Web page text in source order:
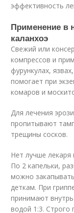
эффективность
Применение в
каланхоэ
Свежий или
компрессов и
фурункулах,
помогает при
комаров и
Для лечения
пропитывают
трещины сосков.
Нет лучше лекаря
По 2 капельки,
можно
деткам. При
принимают
водой 1:3. Строго